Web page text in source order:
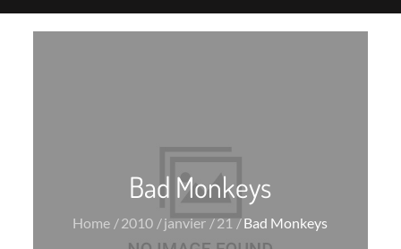
Bad Monkeys
Home 2010 janvier 21 Bad Monkeys